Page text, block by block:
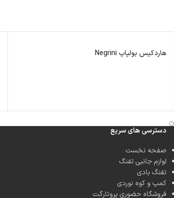
هاردکیس بولپاپ Negrini
دسترسی های سریع
صفحه نخست
لوازم جانبی تفنگ
تفنگ بادی
کمپ و کوه نوردی
فروشگاه حضوری پروتارگت